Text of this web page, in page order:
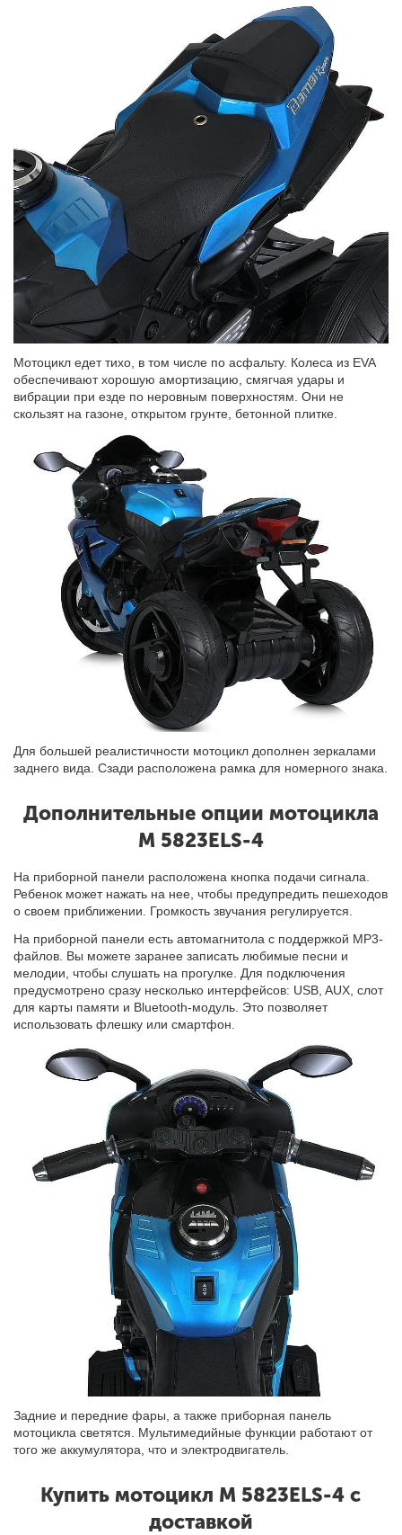
Мотоцикл едет тихо, в том числе по асфальту. Колеса из EVA
обеспечивают хорошую амортизацию, смягчая удары и
вибрации при езде по неровным поверхностям. Они не
скользят на газоне, открытом грунте, бетонной плитке.
Для большей реалистичности мотоцикл дополнен зеркалами
заднего вида. Сзади расположена рамка для номерного знака.
Дополнительные опции мотоцикла
M 5823ELS-4
На приборной панели расположена кнопка подачи сигнала.
Ребенок может нажать на нее, чтобы предупредить пешеходов
о своем приближении. Громкость звучания регулируется.
На приборной панели есть автомагнитола с поддержкой MP3-
файлов. Вы можете заранее записать любимые песни и
мелодии, чтобы слушать на прогулке. Для подключения
предусмотрено сразу несколько интерфейсов: USB, AUX, слот
для карты памяти и Bluetooth-модуль. Это позволяет
использовать флешку или смартфон.
Задние и передние фары, а также приборная панель
мотоцикла светятся. Мультимедийные функции работают от
того жеаккумулятора , что и электродвигатель.
Купить мотоцикл M 5823ELS-4 с
доставкой